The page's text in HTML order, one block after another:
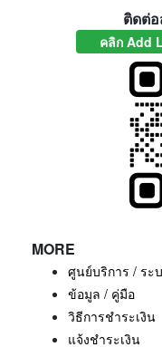
ติดต่
คลิก Add
MORE
ศูนย์บริการ / ระ
ข้อมูล / คู่มือ
วิธีการชำระเงิน
แจ้งชำระเงิน